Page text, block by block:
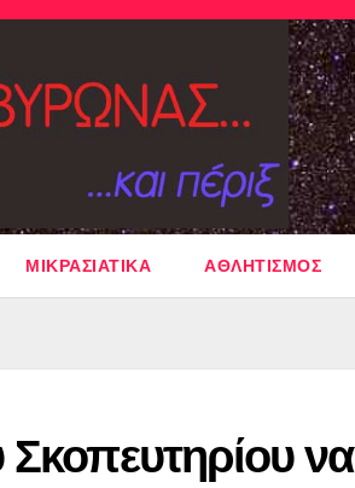
ΜΙΚΡΑΣΙΑΤΙΚΑ ΑΘΛΗΤΙΣΜΟΣ
Σκοπευτηρίου να